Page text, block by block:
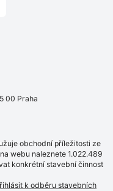
00 Praha
obchodní příležitosti ze
webu naleznete 1.022.489
konkrétní stavební činnost
k odběru stavebních